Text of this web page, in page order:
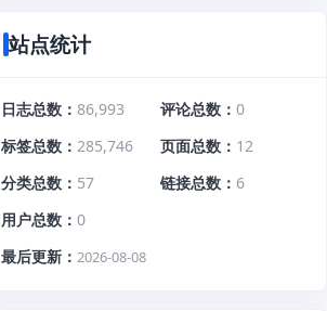
站点统计
日志总数 86,993 评论总数
0
标签总数
285,746 页面总数
12
分类总数
57 链接总数
6
用户总数
0
最后更新
2026-08-08